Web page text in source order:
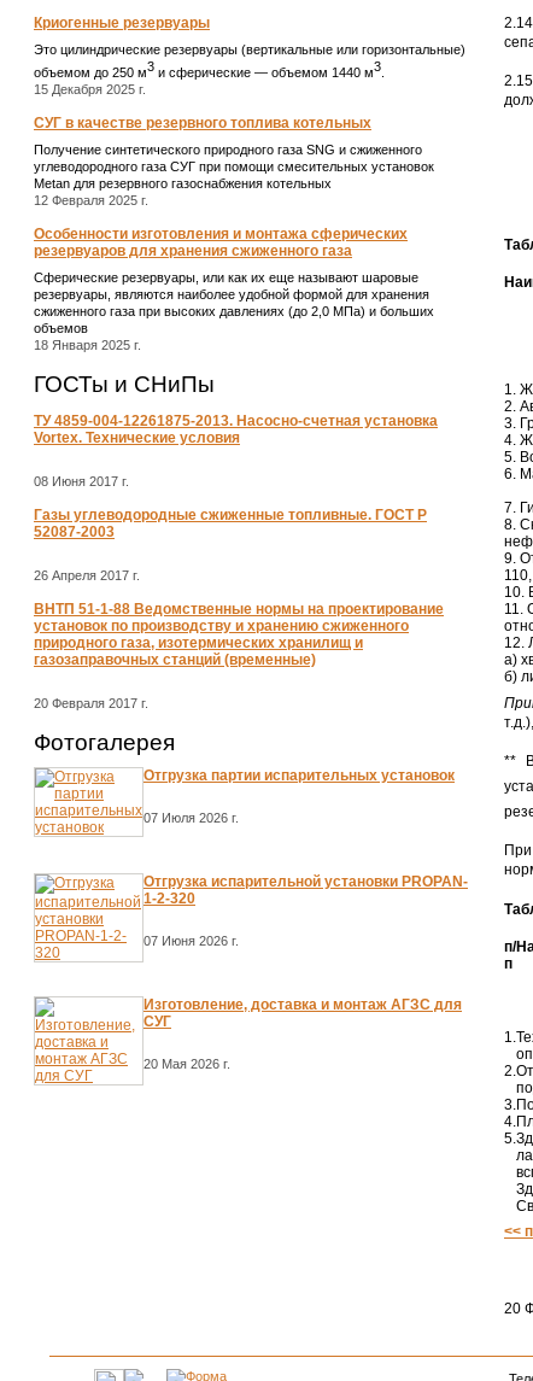
Криогенные резервуары
Это цилиндрические резервуары (вертикальные или горизонтальные)
объемом до 250 м3 и сферические ― объемом 1440 м3
15 Декабря 2025 г.
СУГ в качестве резервного топлива котельных
Получение синтетического природного газа SNG и сжиженного
углеводородного газа СУГ при помощи смесительных установок
Metan для резервного газоснабжения котельных
12 Февраля 2025 г.
Особенности изготовления и монтажа сферических
резервуаров для хранения сжиженного газа
Сферические резервуары, или как их еще называют шаровые
резервуары, являются наиболее удобной формой для хранения
сжиженного газа при высоких давлениях (до 2,0 МПа) и больших
объемов
18 Января 2025 г.
ГОСТы и СНиПы
ТУ 4859-004-12261875-2013. Насосно-счетная установка
Vortex. Технические условия
08 Июня 2017 г.
Газы углеводородные сжиженные топливные. ГОСТ Р
52087-2003
26 Апреля 2017 г.
ВНТП 51-1-88 Ведомственные нормы на проектирование
установок по производству и хранению сжиженного
природного газа, изотермических хранилищ и
газозаправочных станций (временные)
20 Февраля 2017 г.
Фотогалерея
Отгрузка партии испарительных установок
07 Июля 2026 г.
Отгрузка испарительной установки PROPAN-
1-2-320
07 Июня 2026 г.
Изготовление, доставка и монтаж АГЗС для
СУГ
20 Мая 2026 г.
1.
2.
3.
4.
5.
6.
7.
8.
9.
10.
11.
12.
а)
б)
**
п/
п
1.
2.
3.
4.
5.
<<
20